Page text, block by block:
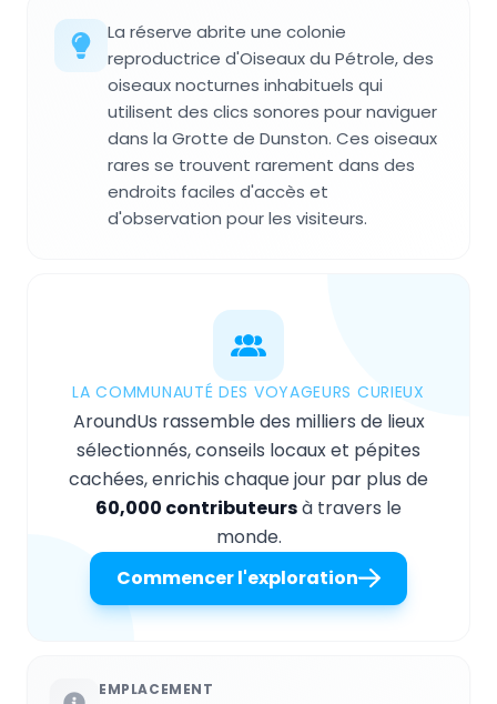
La réserve abrite une colonie
reproductrice d'Oiseaux du Pétrole, des
oiseaux nocturnes inhabituels qui
utilisent des clics sonores pour naviguer
dans la Grotte de Dunston. Ces oiseaux
rares se trouvent rarement dans des
endroits faciles d'accès et
d'observation pour les visiteurs.
LA COMMUNAUTÉ DES VOYAGEURS CURIEUX
AroundUs rassemble des milliers de lieux
sélectionnés, conseils locaux et pépites
cachées, enrichis chaque jour par plus de
60,000 contributeursà travers le
monde.
Commencer l'exploration
EMPLACEMENT